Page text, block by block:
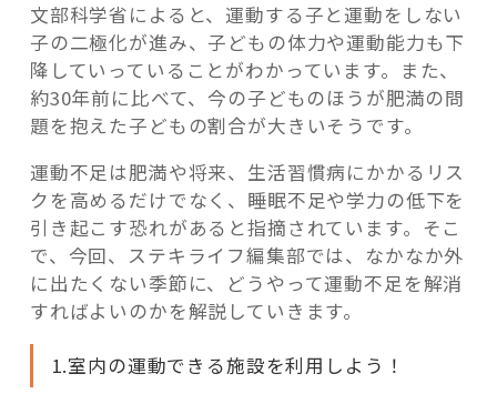
文部科学省によると、運動する子と運動をしない
子の二極化が進み、子どもの体力や運動能力も下
降していっていることがわかっています。また、
約30年前に比べて、今の子どものほうが肥満の問
題を抱えた子どもの割合が大きいそうです。
運動不足は肥満や将来、生活習慣病にかかるリス
クを高めるだけでなく、睡眠不足や学力の低下を
引き起こす恐れがあると指摘されています。そこ
で、今回、ステキライフ編集部では、なかなか外
に出たくない季節に、どうやって運動不足を解消
すればよいのかを解説していきます。
1.室内の運動できる施設を利用しよう！